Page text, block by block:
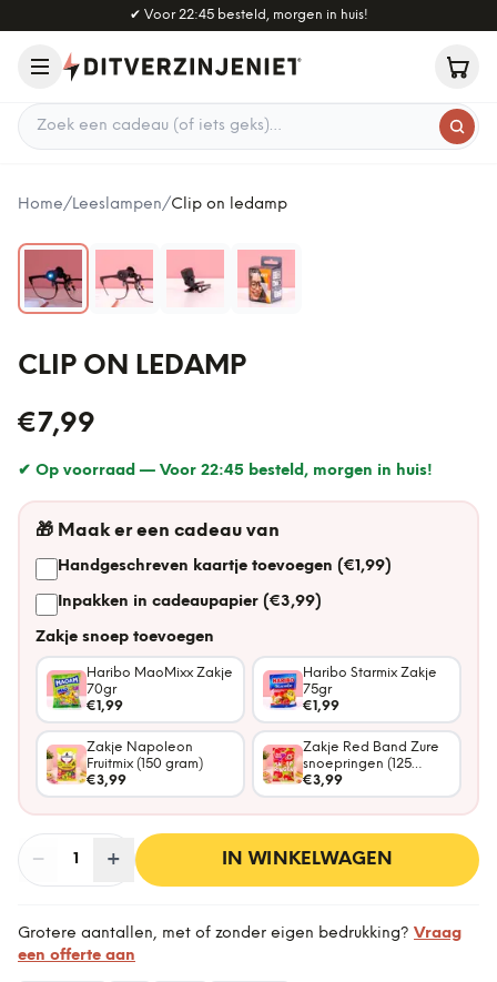
Naar hoofdinhoud
✔ Voor 22:45 besteld, morgen in huis!
Zoek een cadeau
Home/Leeslampen/Clip on ledamp
CLIP ON LEDAMP
€7,99
✔ Op voorraad — Voor 22:45 besteld, morgen in huis!
🎁 Maak er een cadeau van
Handgeschreven kaartje toevoegen (€1,99)
Inpakken in cadeaupapier (€3,99)
Zakje snoep toevoegen
Haribo MaoMixx Zakje
70gr
€1,99
Haribo Starmix Zakje
75gr
€1,99
Zakje Napoleon
Fruitmix (150 gram)
€3,99
Zakje Red Band Zure
snoepringen (125
gram)
€3,99
− Aantal
1 + IN WINKELWAGEN
Grotere aantallen, met of zonder eigen bedrukking? Vraag
een offerte aan